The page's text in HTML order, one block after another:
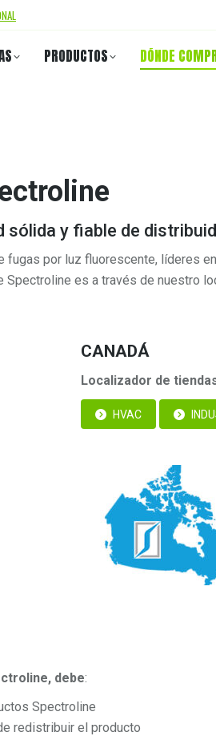
PRODUCTOS DÓNDE
sólida y fiable de
por luz fluorescente, líderes
es a través de nuestro
CANADÁ
Localizador de
HVAC
debe:
Spectroline
redistribuir el producto